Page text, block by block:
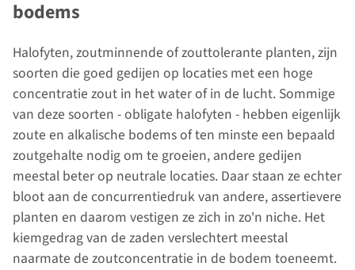
bodems
Halofyten, zoutminnende of zouttolerante planten, zijn
soorten die goed gedijen op locaties met een hoge
concentratie zout in het water of in de lucht. Sommige
van deze soorten - obligate halofyten - hebben eigenlijk
zoute en alkalische bodems of ten minste een bepaald
zoutgehalte nodig om te groeien, andere gedijen
meestal beter op neutrale locaties. Daar staan ze echter
bloot aan de concurrentiedruk van andere, assertievere
planten en daarom vestigen ze zich in zo'n niche. Het
kiemgedrag van de zaden verslechtert meestal
naarmate de zoutconcentratie in de bodem toeneemt.